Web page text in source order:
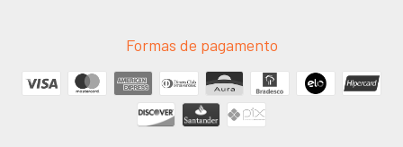
Formas de pagamento